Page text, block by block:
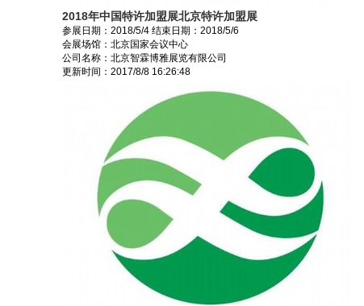
2018年中国特许加盟展北京特许加盟展
参展日期： 2018/5/4 结束日期： 2018/5/6
会展场馆： 北京国家会议中心
公司名称：北京智霖博雅展览有限公司
更新时间： 2017/8/8 16:26:48